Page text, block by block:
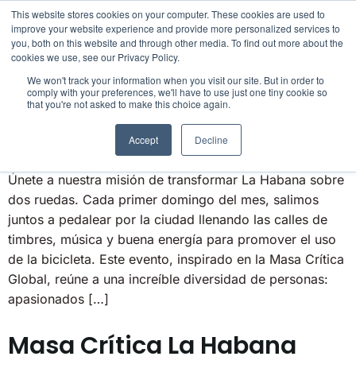
This website stores cookies on your computer. These cookies are used to
improve your website experience and provide more personalized services to
you, both on this website and through other media. To find out more about the
cookies we use, see our Privacy Policy.
We won't track your information when you visit our site. But in order to
comply with your preferences, we'll have to use just one tiny cookie so
that you're not asked to make this choice again.
Accept Decline
Categoría:Masa
Crítica
Masa Crítica La Habana
Únete a nuestra misión de transformar La Habana sobre
dos ruedas. Cada primer domingo del mes, salimos
juntos a pedalear por la ciudad llenando las calles de
timbres, música y buena energía para promover el uso
de la bicicleta. Este evento, inspirado en la Masa Crítica
Global, reúne a una increíble diversidad de personas:
apasionados […]
Masa Crítica La Habana